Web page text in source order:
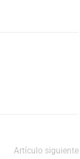
Artículo siguiente